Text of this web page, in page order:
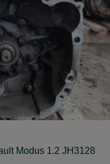
Modus 1.2 JH3128